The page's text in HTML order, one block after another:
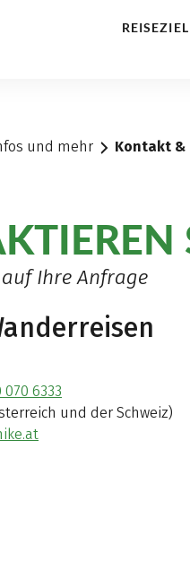
und mehr Kontakt &
Ihre Anfrage
070 6333
und der Schweiz)